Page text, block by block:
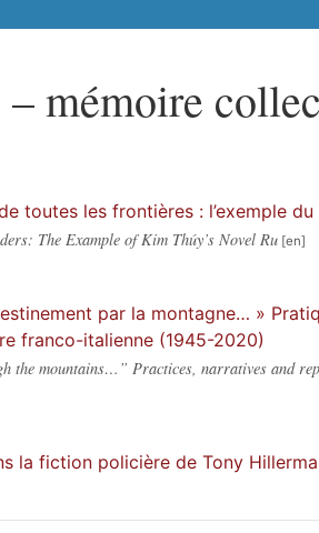
mémoire
toutes les frontières : l’exemple du
The Example of Kim Thúy’s Novel Ru
par la montagne… »
franco-italienne (1945-2020)
the mountains…” Practices, narratives and
la fiction policière de Tony